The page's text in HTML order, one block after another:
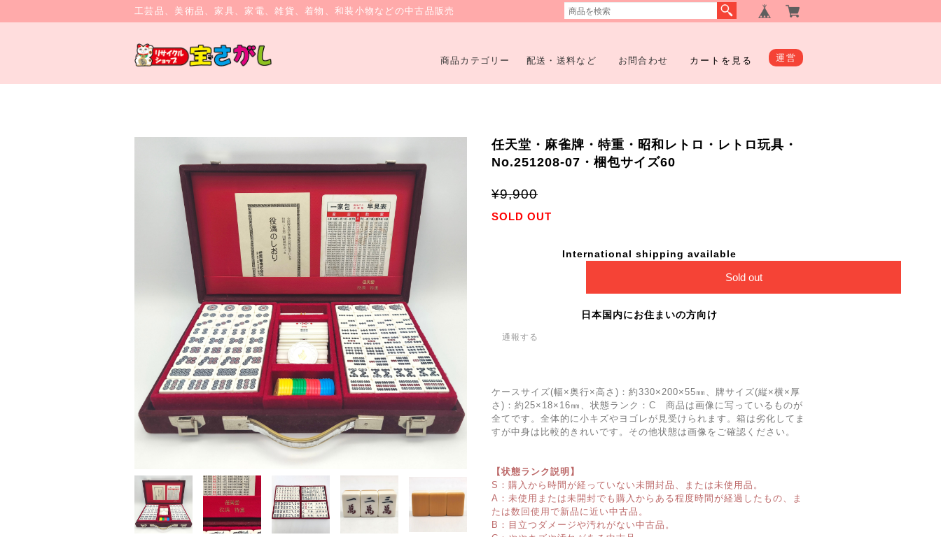
工芸品、美術品、家具、家電、雑貨、着物、和装小物などの中古品販売
商品カテゴリー 配送・送料など お問合わせ カートを見る 運営
任天堂・麻雀牌・特重・昭和レトロ・レトロ玩具・
No.251208-07・梱包サイズ60
¥9,900
SOLD OUT
International shipping available
Sold out
日本国内にお住まいの方向け
通報する
ケースサイズ(幅×奥行×高さ)：約330×200×55㎜、牌サイズ(縦×横×厚
さ)：約25×18×16㎜、状態ランク：C 商品は画像に写っているものが
全てです。全体的に小キズやヨゴレが見受けられます。箱は劣化してま
すが中身は比較的きれいです。その他状態は画像をご確認ください。
【状態ランク説明】
S：購入から時間が経っていない未開封品、または未使用品。
A：未使用または未開封でも購入からある程度時間が経過したもの、ま
たは数回使用で新品に近い中古品。
B：目立つダメージや汚れがない中古品。